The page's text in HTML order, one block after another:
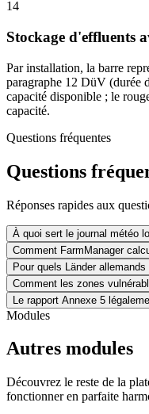
14
Stockage d'effluents
Par installation, la barre
paragraphe 12 DüV (durée
capacité disponible ; le
capacité.
Questions fréquentes
Questions
Réponses rapides aux
À quoi sert le journal météo
Comment FarmManager
Pour quels Länder
Comment les zones
Le rapport Annexe 5
Modules
Autres modules
Découvrez le reste de la
fonctionner en parfaite